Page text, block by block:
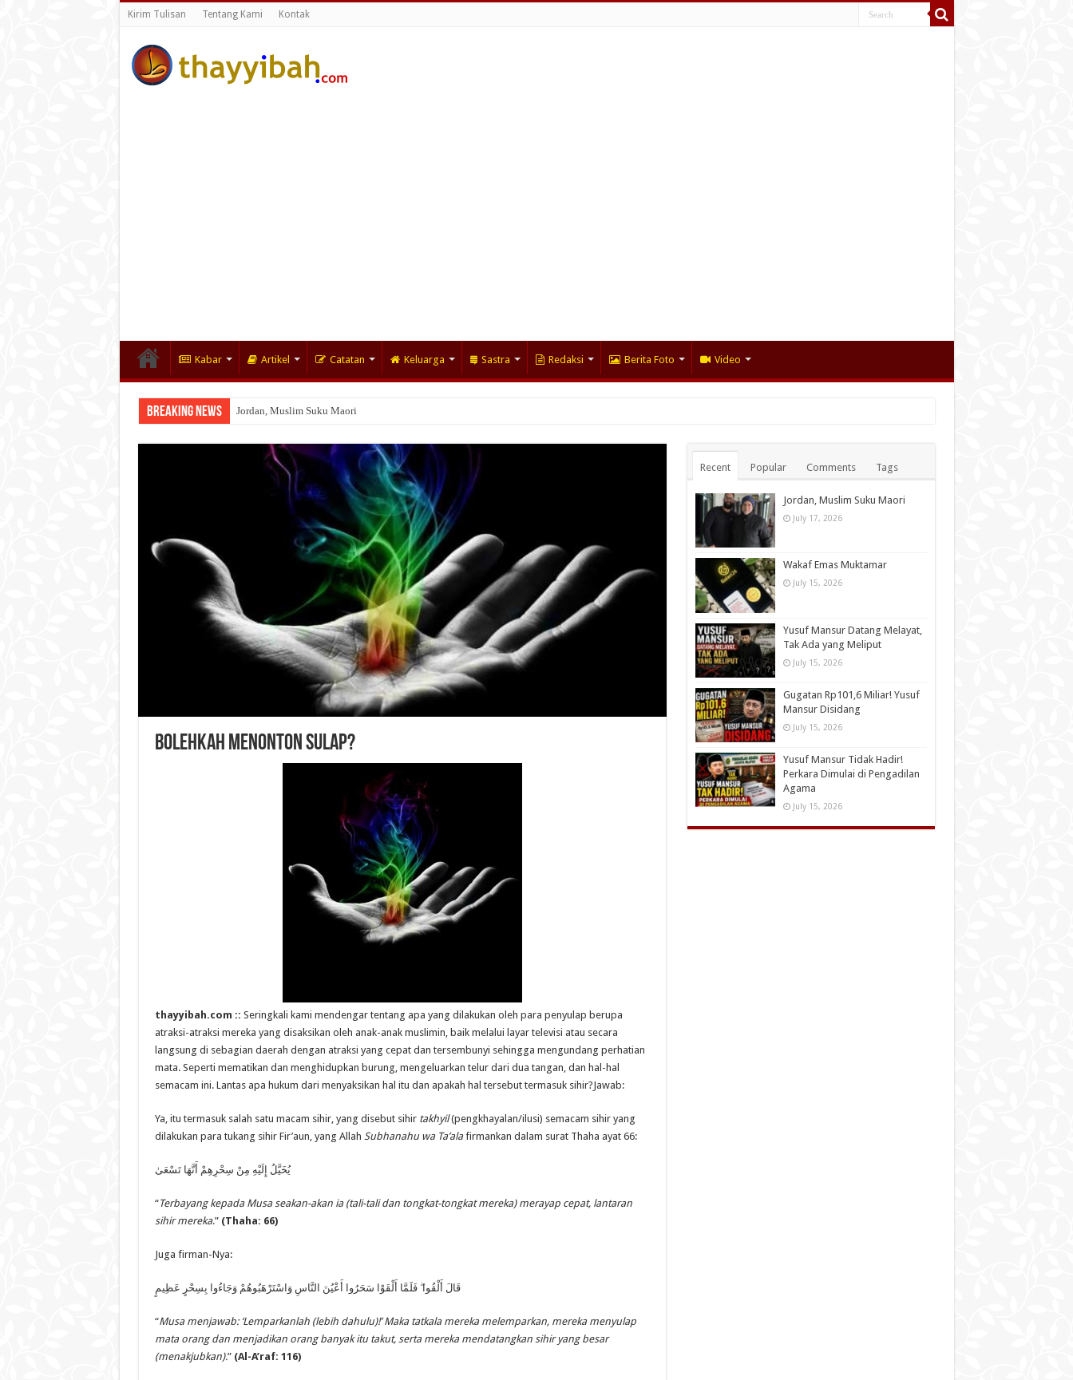
Kirim Tulisan Tentang Kami Kontak
Kabar Artikel Catatan Keluarga Sastra Redaksi Berita Foto Video
Breaking News Jordan, Muslim Suku Maori
Wakaf Emas Muktamar
Bolehkah Menonton Sulap?
thayyibah.com :: Seringkali kami mendengar tentang apa yang dilakukan oleh para penyulap berupa
atraksi-atraksi mereka yang disaksikan oleh anak-anak muslimin, baik melalui layar televisi atau secara
langsung di sebagian daerah dengan atraksi yang cepat dan tersembunyi sehingga mengundang perhatian
mata. Seperti mematikan dan menghidupkan burung, mengeluarkan telur dari dua tangan, dan hal-hal
semacam ini. Lantas apa hukum dari menyaksikan hal itu dan apakah hal tersebut termasuk sihir?Jawab:
Ya, itu termasuk salah satu macam sihir, yang disebut sihir takhyil(pengkhayalan/ilusi) semacam sihir yang
dilakukan para tukang sihir Fir’aun, yang Allah Subhanahu wa Ta’alafirmankan dalam surat Thaha ayat 66:
يُخَيَّلُ إِلَيْهِ مِنْ سِحْرِهِمْ أَنَّهَا تَسْعَىٰ
“Terbayang kepada Musa seakan-akan ia (tali-tali dan tongkat-tongkat mereka) merayap cepat, lantaran
sihir mereka.”(Thaha: 66)
Juga firman-Nya:
قَالَ أَلْقُوا ۖ فَلَمَّا أَلْقَوْا سَحَرُوا أَعْيُنَ النَّاسِ وَاسْتَرْهَبُوهُمْ وَجَاءُوا بِسِحْرٍ عَظِيمٍ
“Musa menjawab: ‘Lemparkanlah (lebih dahulu)!’ Maka tatkala mereka melemparkan, mereka menyulap
mata orang dan menjadikan orang banyak itu takut, serta mereka mendatangkan sihir yang besar
(menakjubkan).” (Al-A’raf: 116)
Recent Popular Comments Tags
Jordan, Muslim Suku Maori
July 17, 2026
Wakaf Emas Muktamar
July 15, 2026
Yusuf Mansur Datang Melayat,
Tak Ada yang Meliput
July 15, 2026
Gugatan Rp101,6 Miliar! Yusuf
Mansur Disidang
July 15, 2026
Yusuf Mansur Tidak Hadir!
Perkara Dimulai di Pengadilan
Agama
July 15, 2026